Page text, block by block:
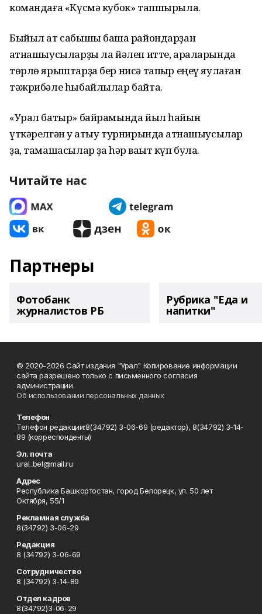
командаға «Күсмә кубок» тапшырыла.
Быйыл ат сабышы башҡа райондарҙан
ҡатнашыусыларҙы ла йәлеп итте, араларында
төрлө ярыштарҙа бер нисә тапҡыр еңеү яулаған
тәжрибәле һыбайлылар байтаҡ.
«Урал батыр» байрамында йыл һайын
үткәрелгән уҡ атыу турнирында ҡатнашыусылар
ҙа, тамашасылар ҙа һәр ваҡыт күп була.
Читайте нас
Партнеры
Фотобанк
журналистов РБ
Рубрика "Еда и
напитки"
© 2020-2026 Сайт издания "Урал" Копирование информации
сайта разрешено только с письменного согласия
администрации.
Об использовании персональных данных
Телефон
Телефон редакции:8(34792) 3-06-69 (редактор), 8(34792) 3-14-
89 (корреспонденты)
Эл. почта
ural_bel@mail.ru
Адрес
Республика Башкортостан, город Белорецк, ул. 50 лет
Октября, 55/1
Рекламная служба
8(34792) 3-06-29
Редакция
8 (34792) 3-06-69
Сотрудничество
8 (34792) 3-14-89
Отдел кадров
8(34792)3-06-29